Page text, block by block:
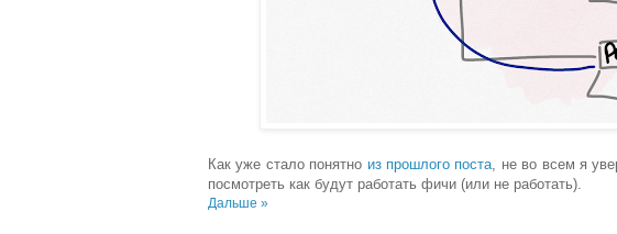
Как уже стало понятно из прошлого поста , не во всем я
посмотреть как будут работать фичи (или не работать).
Дальше »